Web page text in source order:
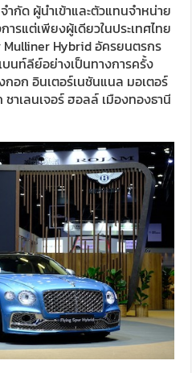
ำกัด ผู้นำเข้าและตัวแทนจำหน่าย
รแต่เพียงผู้เดียวในประเทศไทย
Hybrid อัครยนตรกร
นท์ลีย์อย่างเป็นทางการครั้ง
กอก อินเตอร์เนชันแนล มอเตอร์
าเลนเจอร์ ฮอลล์ เมืองทองธานี